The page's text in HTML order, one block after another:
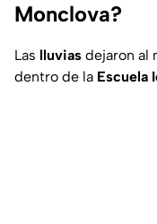
Monclova?
Las lluvias dejaron al
dentro de la Escuela